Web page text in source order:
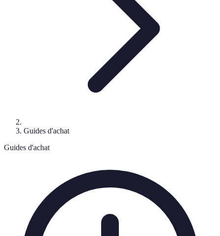
Guides d'achat
Guides d'achat